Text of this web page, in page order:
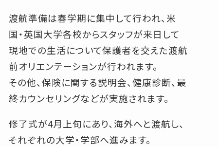
渡航準備は春学期に集中して行われ、米
国・英国大学各校からスタッフが来日して
現地での生活について保護者を交えた渡航
前オリエンテーションが行われます。
その他、保険に関する説明会、健康診断、最
終カウンセリングなどが実施されます。
修了式が4月上旬にあり、海外へと渡航し、
それぞれの大学・学部へ進みます。